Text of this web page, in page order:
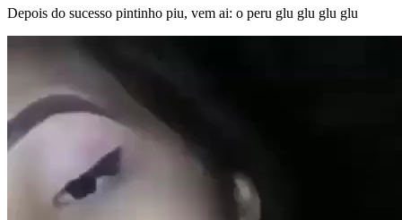
Depois do sucesso pintinho piu, vem ai: o peru glu glu glu glu